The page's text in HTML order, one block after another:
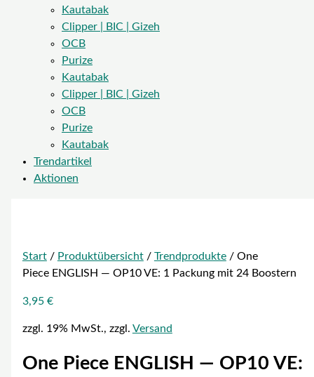
Kautabak
Clipper | BIC | Gizeh
OCB
Purize
Kautabak
Clipper | BIC | Gizeh
OCB
Purize
Kautabak
Trendartikel
Aktionen
Start/ Produktübersicht/ Trendprodukte/ One
Piece ENGLISH — OP10 VE: 1 Packung mit 24 Boostern
3,95 €
zzgl. 19% MwSt., zzgl. Versand
One Piece ENGLISH — OP10 VE: